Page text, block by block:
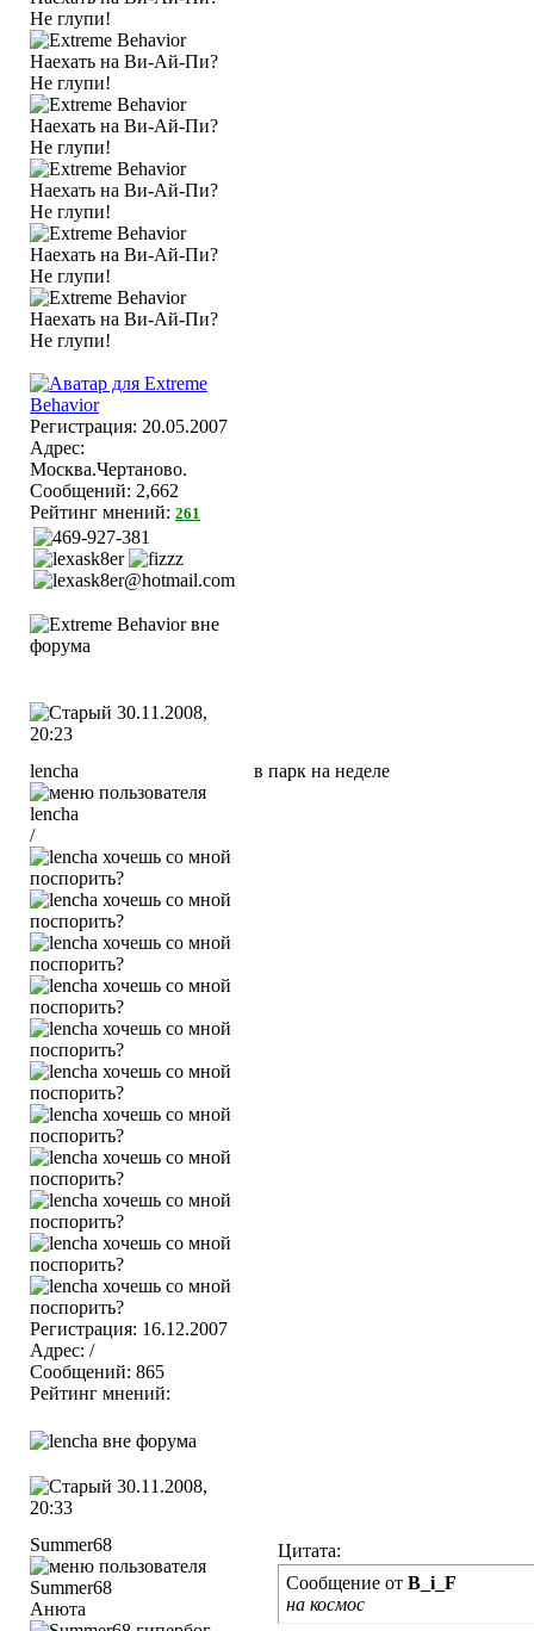
Регистрация: 20.05.2007
Адрес:
Москва.Чертаново.
Сообщений: 2,662
Рейтинг мнений: 261
30.11.2008,
20:23
lencha
/
Регистрация: 16.12.2007
Адрес: /
Сообщений: 865
Рейтинг мнений:
в парк на неделе
30.11.2008,
20:33
Summer68
Анюта
Цитата:
Сообщение от B_i_F
на космос